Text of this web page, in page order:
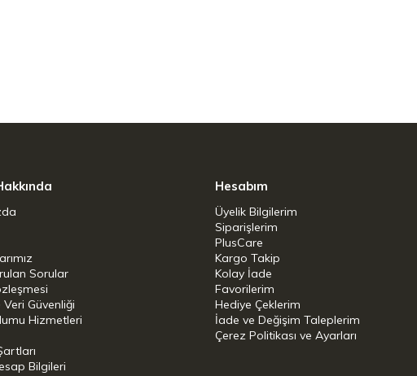
- Seramik - Halojen
Tencere Seti 3'lü Siyah: 2 Çorba tenceresi (16cm/
kapaklı
öneririzSorular
Veri Güvenliği
Hizmetleri
Bilgileri
Hesabım
Üyelik Bilgilerim
Siparişlerim
PlusCare
Kargo Takip
Kolay İade
Favorilerim
Hediye Çeklerim
İade ve Değişim Taleplerim
Çerez Politikası ve Ayarları